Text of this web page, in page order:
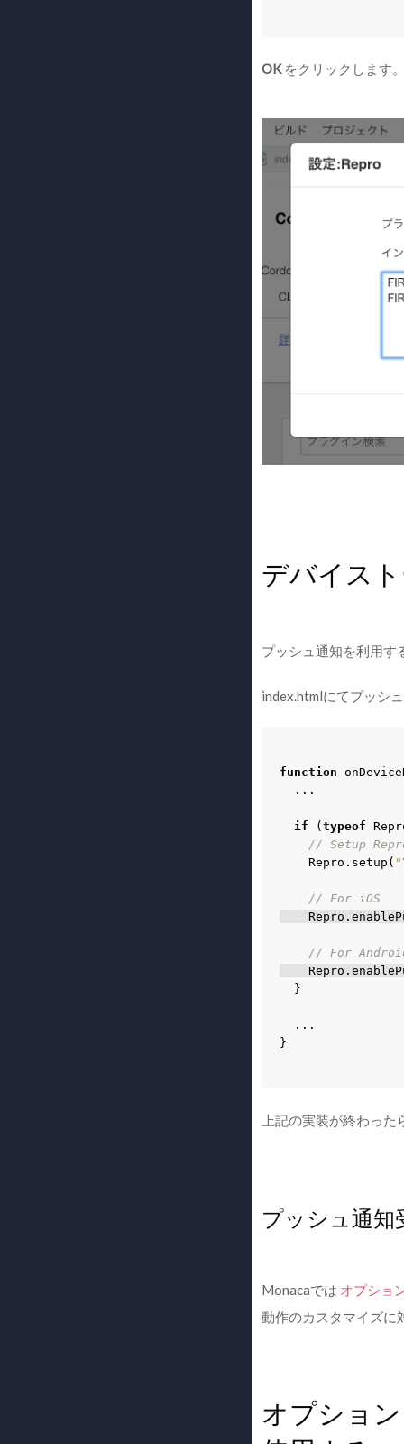
OKをクリックします
デバイス
プッシュ通知を利用
index.htmlにてプッシ
function
...
if (typeof
// Setup
Repro . setup (
// For iOS
Repro .
// For
Repro .
}
...
}
上記の実装が終わった
プッシュ通知
Monacaでは オプショ
動作のカスタマイズに
オプショ